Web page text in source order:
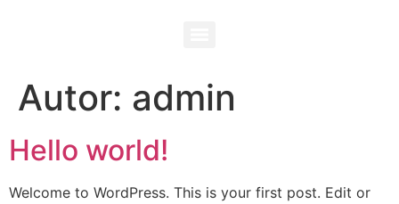
Autor: admin
Hello world!
Welcome to WordPress. This is your first post. Edit or